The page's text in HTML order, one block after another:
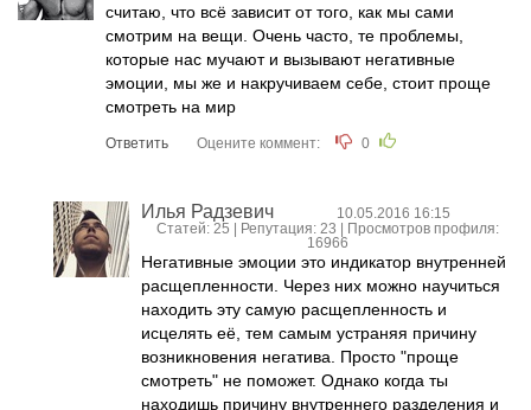
считаю, что всё зависит от того, как мы сами
смотрим на вещи. Очень часто, те проблемы,
которые нас мучают и вызывают негативные
эмоции, мы же и накручиваем себе, стоит проще
смотреть на мир
Ответить Оцените коммент: 0
Илья Радзевич
10.05.2016 16:15
Статей: 25 | Репутация: 23 | Просмотров профиля:
16966
Негативные эмоции это индикатор внутренней
расщепленности. Через них можно научиться
находить эту самую расщепленность и
исцелять её, тем самым устраняя причину
возникновения негатива. Просто "проще
смотреть" не поможет. Однако когда ты
находишь причину внутреннего разделения и